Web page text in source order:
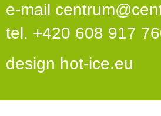
e-mail
tel. +420 608 917
design hot-ice.eu